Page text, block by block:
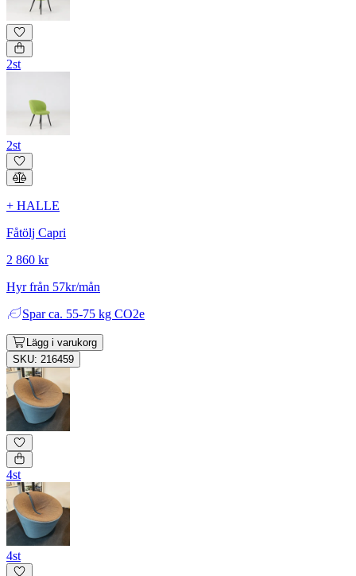
2st
2st
+ HALLE
Fåtölj Capri
2 860 kr
Hyr från 57kr/mån
Spar ca. 55-75 kg CO2e
Lägg i varukorg
SKU: 216459
4st
4st